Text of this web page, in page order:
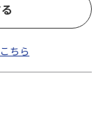
ちら